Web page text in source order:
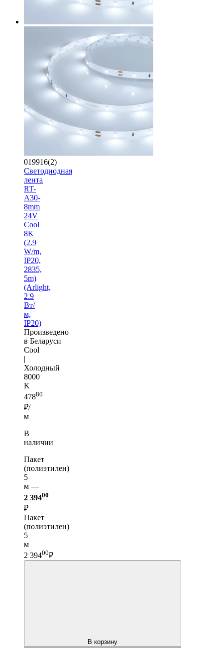
019916(2)
Светодиодная
лента
RT-
A30-
8mm
24V
Cool
8K
(2.9
W/m,
IP20,
2835,
5m)
(Arlight,
2.9
Вт/
м,
IP20)
Произведено
в Беларуси
Cool
|
Холодный
8000
K
47880
₽/
м
В
наличии
Пакет
(полиэтилен)
5
м —
2 39400
₽
Пакет
(полиэтилен)
5
м
2 39400₽
В корзину